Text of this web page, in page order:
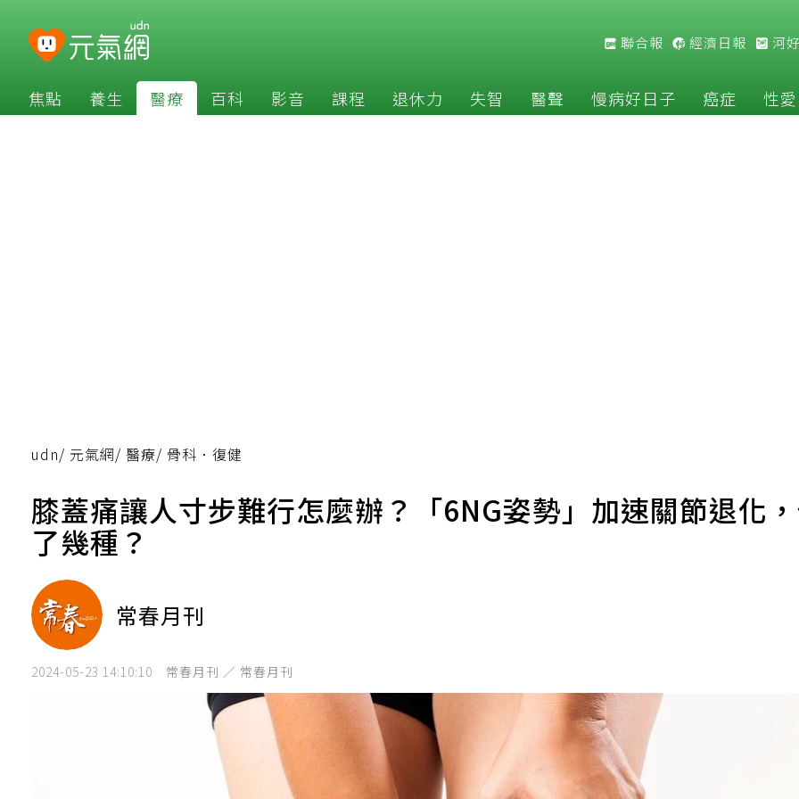
聯合報 經濟日報 河
焦點 養生 醫療 百科 影音 課程 退休力 失智 醫聲 慢病好日子 癌症 性愛
udn/ 元氣網/ 醫療/ 骨科．復健
膝蓋痛讓人寸步難行怎麼辦？「6NG姿勢」加速關節退化
了幾種？
常春月刊
2024-05-23 14:10:10 常春月刊 ／ 常春月刊